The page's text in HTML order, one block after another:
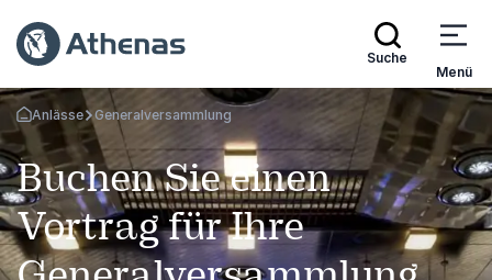
Suche
Menü
Zurück zur Startseite
Anlässe Generalversammlung
Buchen Sie einen
Vortrag für Ihre